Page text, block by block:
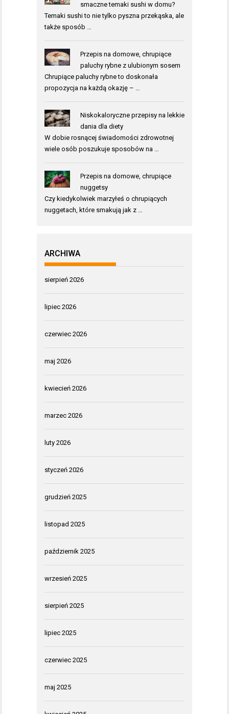
smaczne temaki sushi w domu?
Temaki sushi to nie tylko pyszna przekąska, ale
także sposób …
Przepis na domowe, chrupiące
paluchy rybne z ulubionym sosem
Chrupiące paluchy rybne to doskonała
propozycja na każdą okazję – …
Niskokaloryczne przepisy na lekkie
dania dla diety
W dobie rosnącej świadomości zdrowotnej
wiele osób poszukuje sposobów na …
Przepis na domowe, chrupiące
nuggetsy
Czy kiedykolwiek marzyłeś o chrupiących
nuggetach, które smakują jak z …
ARCHIWA
sierpień 2026
lipiec 2026
czerwiec 2026
maj 2026
kwiecień 2026
marzec 2026
luty 2026
styczeń 2026
grudzień 2025
listopad 2025
październik 2025
wrzesień 2025
sierpień 2025
lipiec 2025
czerwiec 2025
maj 2025